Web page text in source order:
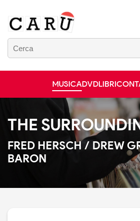
MUSICADVDLIBRI
THE
FRED HERSCH / DREW
BARON